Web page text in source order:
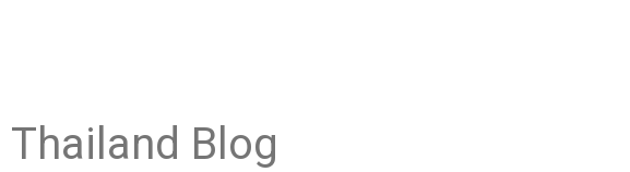
Thailand Blog